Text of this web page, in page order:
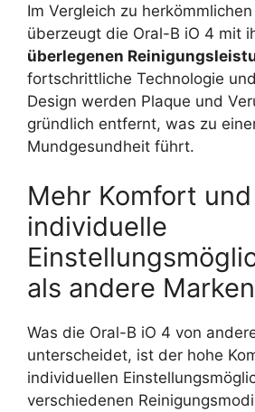
Im Vergleich zu
überzeugt die Oral-B iO 4 mit
überlegenen
fortschrittliche Technologie
Design werden Plaque und
gründlich entfernt, was zu
Mundgesundheit führt.
Mehr Komfort und
individuelle
als andere Marken
Was die Oral-B iO 4 von
unterscheidet, ist der hohe
individuellen
verschiedenen